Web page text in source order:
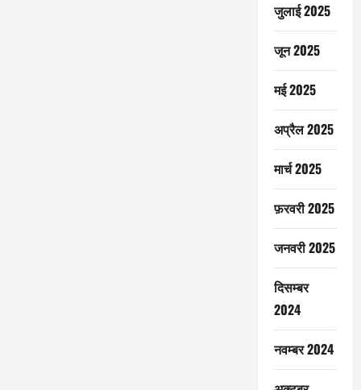
जुलाई 2025
जून 2025
मई 2025
अप्रैल 2025
मार्च 2025
फ़रवरी 2025
जनवरी 2025
दिसम्बर
2024
नवम्बर 2024